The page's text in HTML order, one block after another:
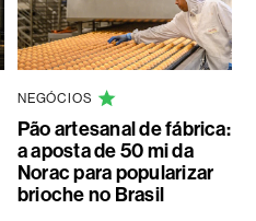
NEGÓCIOS
Pão artesanal de fábrica:
a aposta de 50 mi da
Norac para popularizar
brioche no Brasil